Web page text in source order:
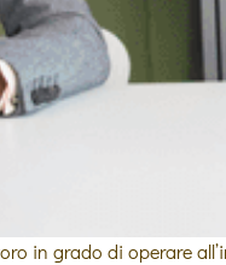
in grado di operare